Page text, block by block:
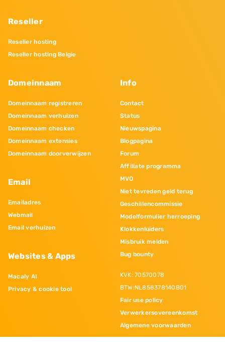
Reseller
Reseller hosting
Reseller hosting Belgie
Domeinnaam
Domeinnaam registreren
Domeinnaam verhuizen
Domeinnaam checken
Domeinnaam extensies
Domeinnaam doorverwijzen
Email
Emailadres
Webmail
Email verhuizen
Websites & Apps
Macaly AI
Privacy & cookie tool
Info
Contact
Status
Nieuwspagina
Blogpagina
Forum
Affiliate programma
MVO
Niet tevreden geld terug
Geschillencommissie
Modelformulier herroeping
Klokkenluiders
Misbruik melden
Bug bounty
KVK: 70570078
BTW:NL858378140B01
Fair use policy
Verwerkersovereenkomst
Algemene voorwaarden